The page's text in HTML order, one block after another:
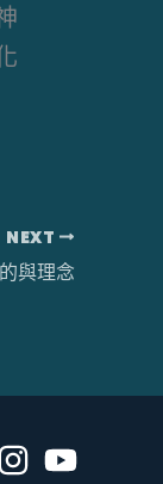
NEXT
與理念